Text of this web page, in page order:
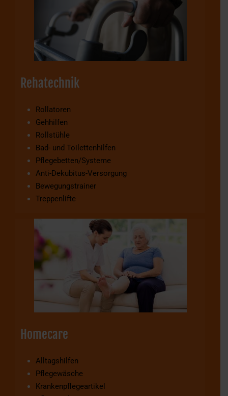
Rehatechnik
Rollatoren
Gehhilfen
Rollstühle
Bad- und Toilettenhilfen
Pflegebetten/Systeme
Anti-Dekubitus-Versorgung
Bewegungstrainer
Treppenlifte
Homecare
Alltagshilfen
Pflegewäsche
Krankenpflegeartikel